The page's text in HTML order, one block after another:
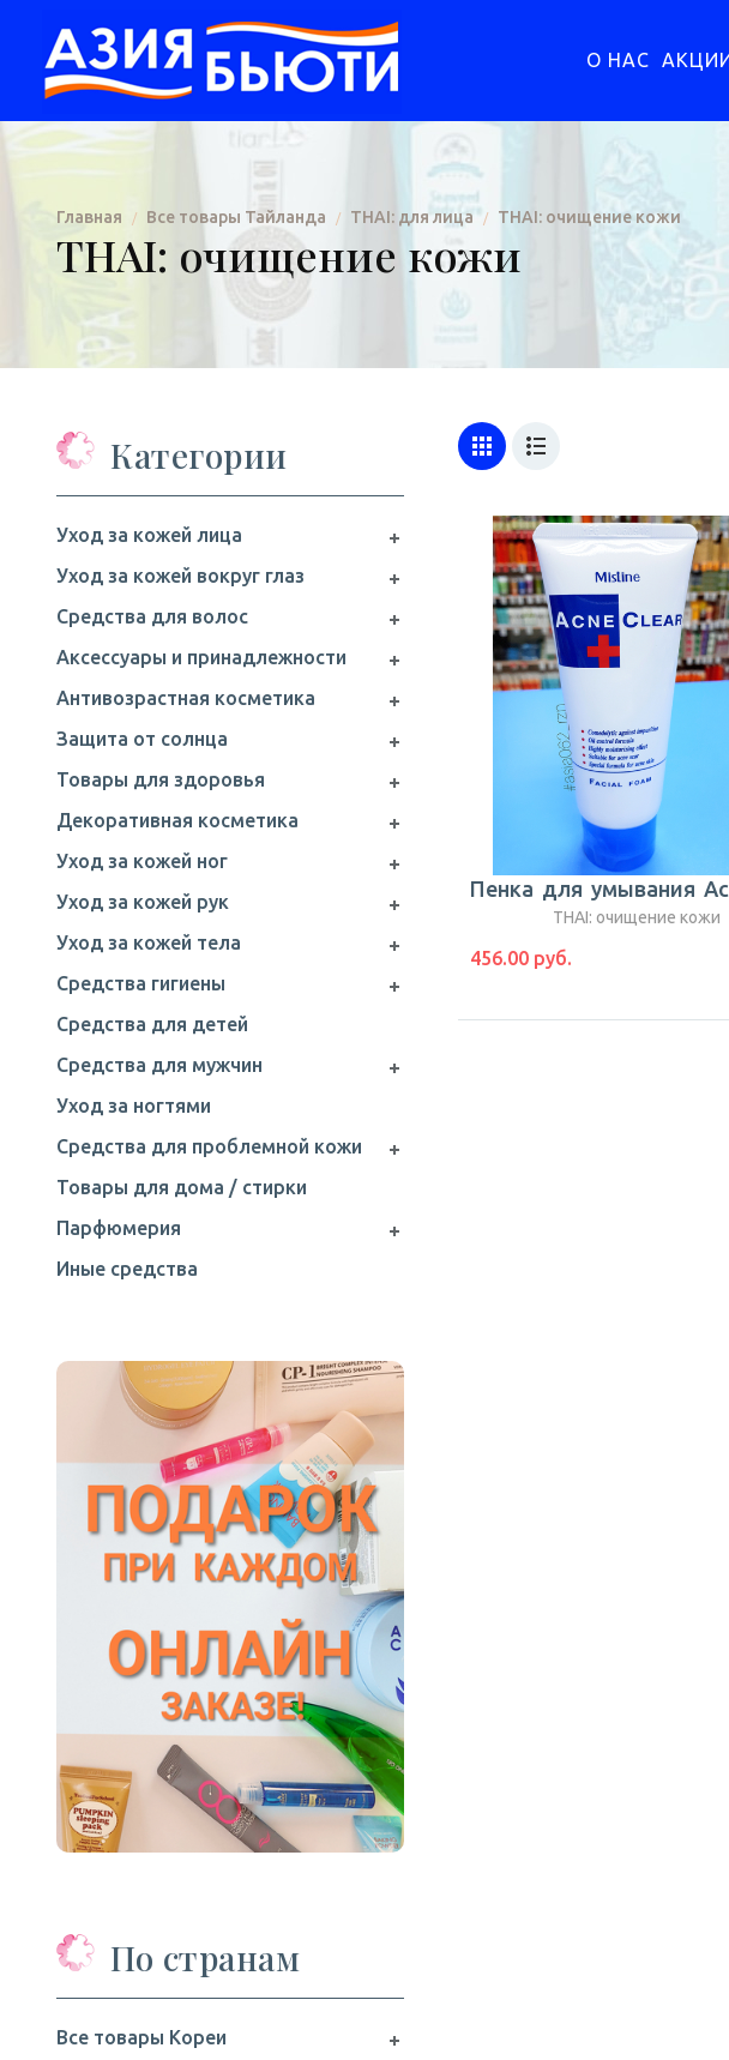
О НАС
Главная / Все товары Тайланда / THAI: для лица / THAI: очищение кожи
THAI: очищение кожи
THAI: очищение кожи
456.00 руб.
Категории
Уход за кожей лица
Уход за кожей вокруг глаз
Средства для волос
Аксессуары и принадлежности
Антивозрастная косметика
Защита от солнца
Товары для здоровья
Декоративная косметика
Уход за кожей ног
Уход за кожей рук
Уход за кожей тела
Средства гигиены
Средства для детей
Средства для мужчин
Уход за ногтями
Средства для проблемной кожи
Товары для дома / стирки
Парфюмерия
Иные средства
По странам
Все товары Кореи